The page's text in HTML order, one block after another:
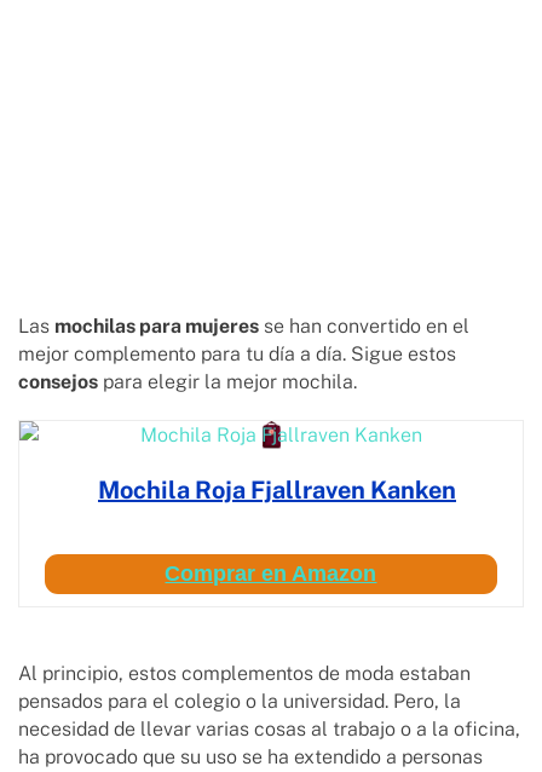
Las mochilas para mujeres se han convertido en el
mejor complemento para tu día a día. Sigue estos
consejos para elegir la mejor mochila.
Mochila Roja Fjallraven Kanken
Comprar en Amazon
Al principio, estos complementos de moda estaban
pensados para el colegio o la universidad. Pero, la
necesidad de llevar varias cosas al trabajo o a la oficina,
ha provocado que su uso se ha extendido a personas